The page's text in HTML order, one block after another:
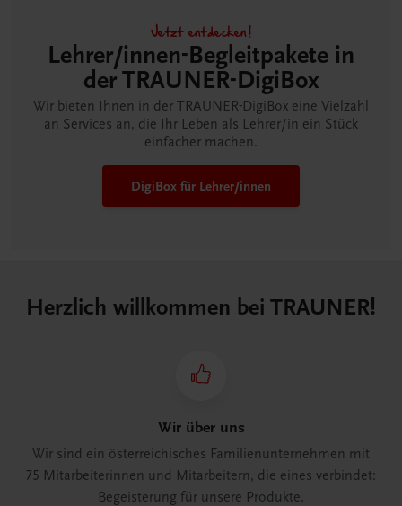
Jetzt entdecken!
Lehrer/innen-Begleitpakete in
der TRAUNER-DigiBox
Wir bieten Ihnen in der TRAUNER-DigiBox eine Vielzahl
an Services an, die Ihr Leben als Lehrer/in ein Stück
einfacher machen.
DigiBox für Lehrer/innen
Herzlich willkommen bei TRAUNER!
Wir über uns
Wir sind ein österreichisches Familienunternehmen mit
75 Mitarbeiterinnen und Mitarbeitern, die eines verbindet:
Begeisterung für unsere Produkte.